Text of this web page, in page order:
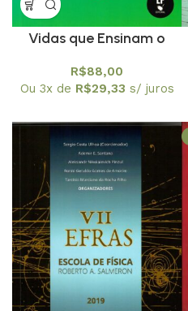
Vidas que Ensinam o
R$88,00
Ou 3x de R$29,33 s/ juros